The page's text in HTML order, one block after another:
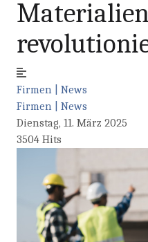
Firmen | News
Firmen | News
Dienstag, 11. März 2025
3504 Hits